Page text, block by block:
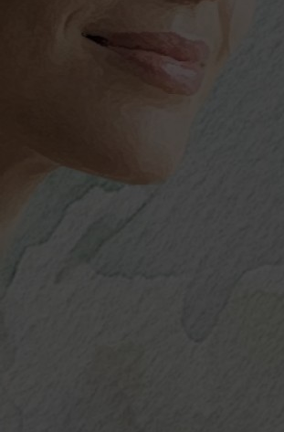
Perfumaria
Notas A – H